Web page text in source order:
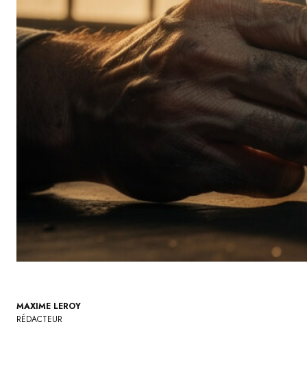
MAXIME LEROY
RÉDACTEUR